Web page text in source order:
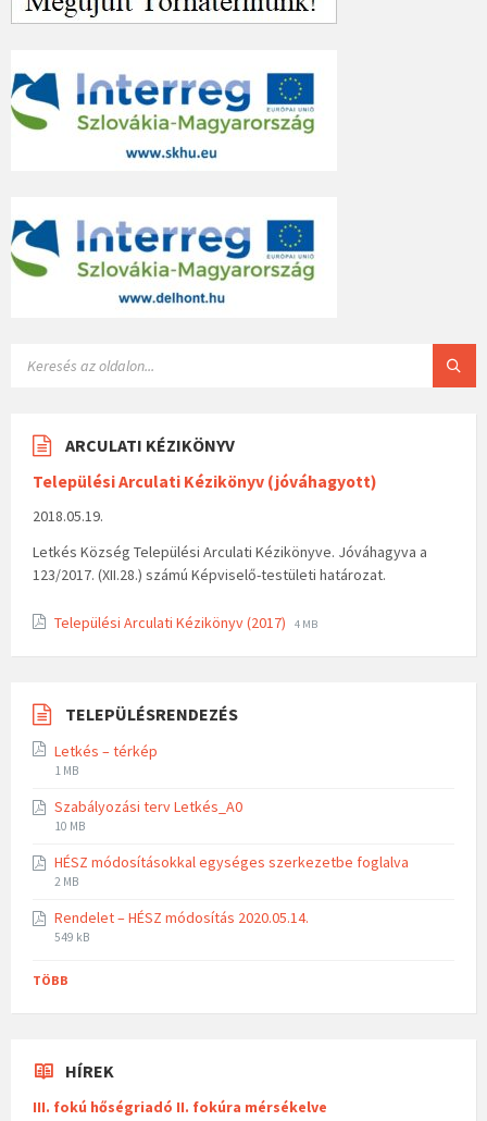
ARCULATI KÉZIKÖNYV
Települési Arculati Kézikönyv (jóváhagyott)
2018.05.19.
Letkés Község Települési Arculati Kézikönyve. Jóváhagyva a
123/2017. (XII.28.) számú Képviselő-testületi határozat.
Települési Arculati Kézikönyv (2017) 4 MB
TELEPÜLÉSRENDEZÉS
Letkés – térkép
1 MB
Szabályozási terv Letkés_A0
10 MB
HÉSZ módosításokkal egységes szerkezetbe foglalva
2 MB
Rendelet – HÉSZ módosítás 2020.05.14.
549 kB
TÖBB
HÍREK
III. fokú hőségriadó II. fokúra mérsékelve